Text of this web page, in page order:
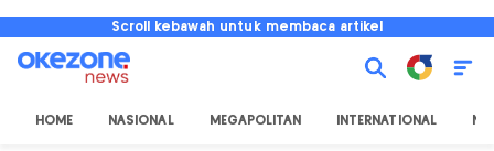
Scroll kebawah untuk membaca artikel
HOME NASIONAL MEGAPOLITAN INTERNATIONAL